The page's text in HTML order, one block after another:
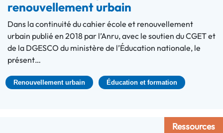
renouvellement urbain
Dans la continuité du cahier école et renouvellement
urbain publié en 2018 par l’Anru, avec le soutien du CGET et
de la DGESCO du ministère de l’Éducation nationale, le
présent…
Renouvellement urbain Éducation et formation
Ressources